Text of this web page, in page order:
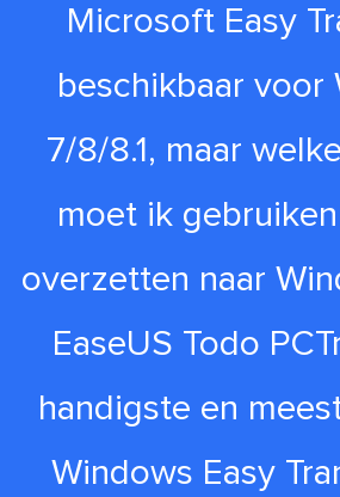
Microsoft Easy
beschikbaar voor
7/8/8.1, maar
moet ik
overzetten naar
EaseUS Todo
handigste en
Windows Easy